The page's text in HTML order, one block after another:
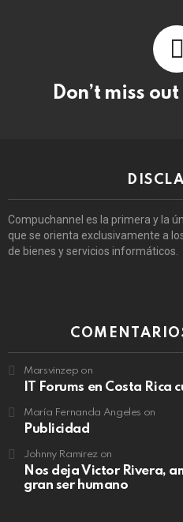
Don’t miss
Compuchannel es la primera y la
que se orienta exclusivamente a
de bienes y servicios informáticos.
Marsvinzep on
IT Forums en Costa Rica
María Fernanda Angeles on
Publicidad
Johnny Ramirezon
Nos deja Victor Rivera,
gran ser humano